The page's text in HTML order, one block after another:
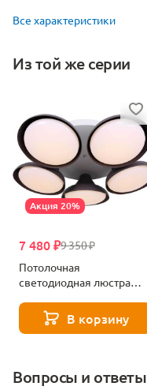
Все характеристики
Из той же серии
Акция 20%
9 350 ₽
7 480 ₽
Потолочная
светодиодная люстра
В корзину
Вопросы и ответы